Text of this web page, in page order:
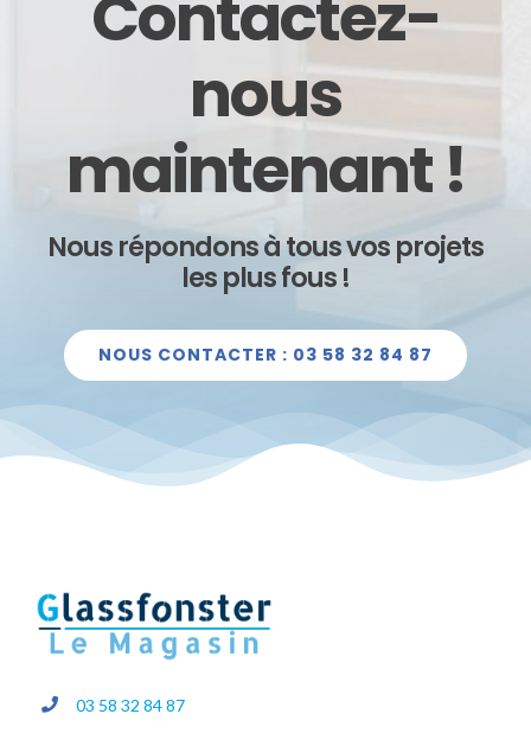
Contactez-
nous
maintenant !
Nous répondons à tous vos projets
les plus fous !
NOUS CONTACTER : 03 58 32 84 87
03 58 32 84 87